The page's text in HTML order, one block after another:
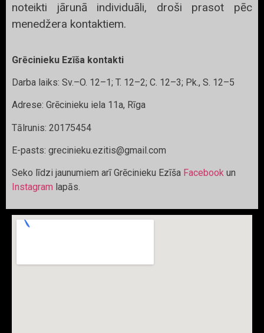
noteikti jārunā individuāli, droši prasot pēc
menedžera kontaktiem.
Grēcinieku Ezīša kontakti
Darba laiks: Sv.–O. 12–1; T. 12–2; C. 12–3; Pk., S. 12–5
Adrese: Grēcinieku iela 11a, Rīga
Tālrunis: 20175454
E-pasts: grecinieku.ezitis@gmail.com
Seko līdzi jaunumiem arī Grēcinieku Ezīša Facebook un
Instagram lapās.